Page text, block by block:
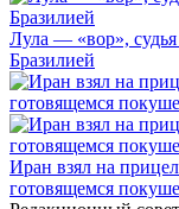
Лула — «вор»,
Бразилией
Иран взял на
готовящемся